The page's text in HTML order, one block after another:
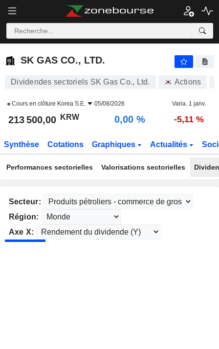
SK GAS CO., LTD.
SK GAS CO., LTD.
Dividendes sectoriels SK Gas Co., Ltd. Actions
Cours en clôture Korea S.E. 05/08/2026 Varia. 1 janv.
213 500,00 KRW 0,00 % -5,11 %
Synthèse Cotations Graphiques Actualités
Performances sectorielles Valorisations sectorielles
Secteur:
Région:
Axe X: